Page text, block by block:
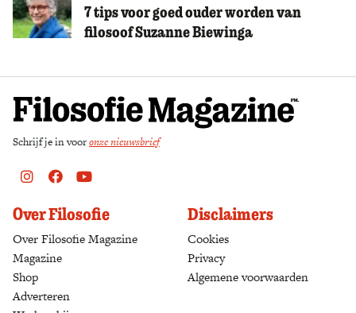
7 tips voor goed ouder worden van
filosoof Suzanne Biewinga
Schrijf je in vooronze nieuwsbrief
Instagram
FacebookYoutube
Over Filosofie
Over Filosofie Magazine
Magazine
Shop
Adverteren
Disclaimers
Cookies
Privacy
Algemene voorwaarden